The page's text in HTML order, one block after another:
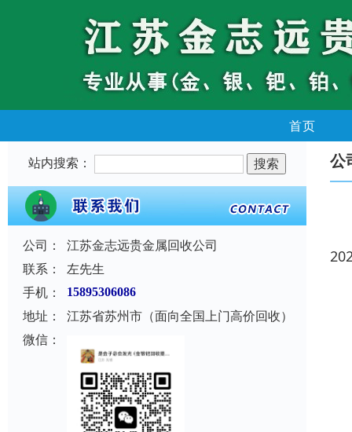
首页
站内搜索：
公司：
江苏金志远贵金属回收公司
联系：
左先生
手机：
15895306086
地址：
江苏省苏州市（面向全国上门高价回收）
微信：
公